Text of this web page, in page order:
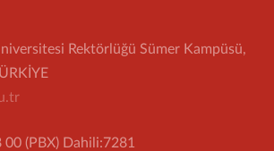
Rektörlüğü Sümer Kampüsü,
(PBX) Dahili:7281